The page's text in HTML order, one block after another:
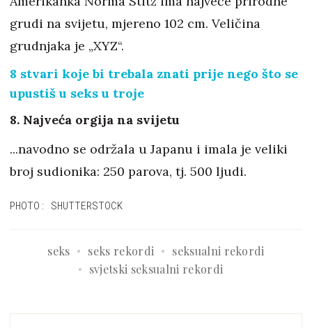
grudi na svijetu, mjereno 102 cm. Veličina
grudnjaka je „XYZ“.
8 stvari koje bi trebala znati prije nego što se
upustiš u seks u troje
8. Najveća orgija na svijetu
...navodno se održala u Japanu i imala je veliki
broj sudionika: 250 parova, tj. 500 ljudi.
PHOTO: SHUTTERSTOCK
seks seks rekordi
seksualni rekordi
svjetski seksualni rekordi